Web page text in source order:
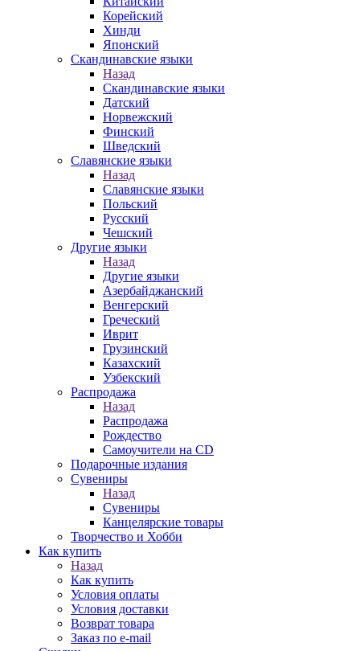
Корейский
Хинди
Японский
Скандинавские языки
Назад
Скандинавские языки
Датский
Норвежский
Финский
Шведский
Славянские языки
Назад
Славянские языки
Польский
Русский
Чешский
Другие языки
Назад
Другие языки
Азербайджанский
Венгерский
Греческий
Иврит
Грузинский
Казахский
Узбекский
Распродажа
Назад
Распродажа
Рождество
Самоучители на CD
Подарочные издания
Сувениры
Назад
Сувениры
Канцелярские товары
Творчество и Хобби
Как купить
Назад
Как купить
Условия оплаты
Условия доставки
Возврат товара
Заказ по e-mail